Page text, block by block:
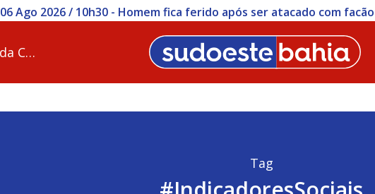
06 Ago 2026 / 10h30 - Homem fica ferido após ser atacado com
Vitória da Conq…
Tag